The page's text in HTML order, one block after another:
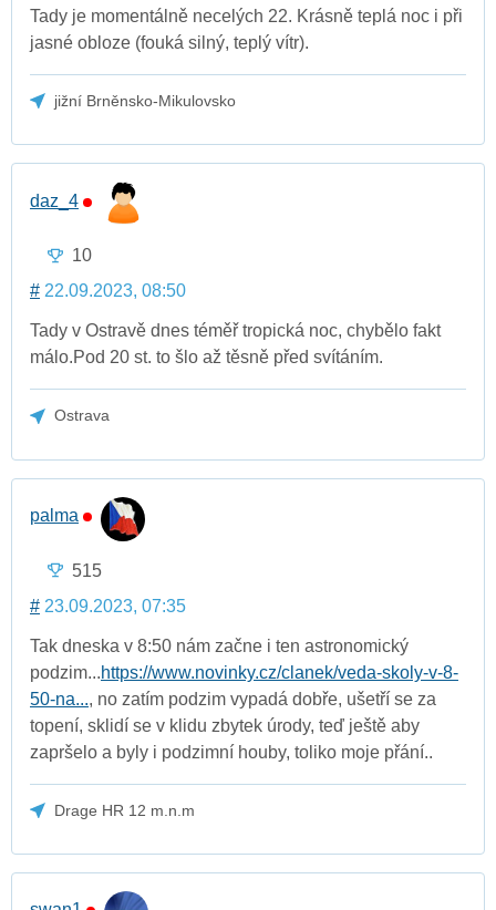
Tady je momentálně necelých 22. Krásně teplá noc i při
jasné obloze (fouká silný, teplý vítr).
jižní Brněnsko-Mikulovsko
daz_4
10
# 22.09.2023, 08:50
Tady v Ostravě dnes téměř tropická noc, chybělo fakt
málo.Pod 20 st. to šlo až těsně před svítáním.
Ostrava
palma
515
# 23.09.2023, 07:35
Tak dneska v 8:50 nám začne i ten astronomický
podzim...https://www.novinky.cz/clanek/veda-skoly-v-8-
50-na..., no zatím podzim vypadá dobře, ušetří se za
topení, sklidí se v klidu zbytek úrody, teď ještě aby
zapršelo a byly i podzimní houby, toliko moje přání..
Drage HR 12 m.n.m